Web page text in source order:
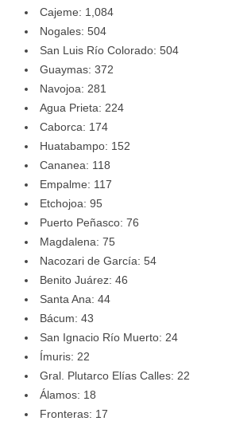
Cajeme: 1,084
Nogales: 504
San Luis Río Colorado: 504
Guaymas: 372
Navojoa: 281
Agua Prieta: 224
Caborca: 174
Huatabampo: 152
Cananea: 118
Empalme: 117
Etchojoa: 95
Puerto Peñasco: 76
Magdalena: 75
Nacozari de García: 54
Benito Juárez: 46
Santa Ana: 44
Bácum: 43
San Ignacio Río Muerto: 24
Ímuris: 22
Gral. Plutarco Elías Calles: 22
Álamos: 18
Fronteras: 17